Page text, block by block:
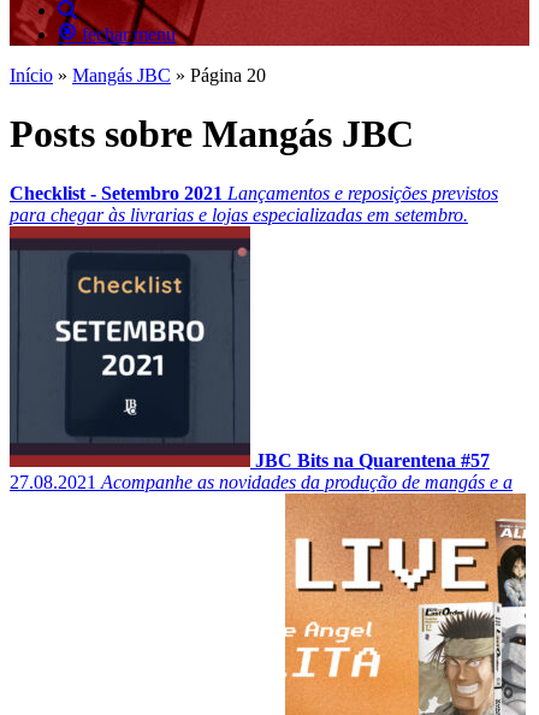
fechar menu
Início » Mangás JBC » Página 20
Posts sobre Mangás JBC
Checklist - Setembro 2021 Lançamentos e reposições previstos
para chegar às livrarias e lojas especializadas em setembro.
JBC Bits na Quarentena #57
27.08.2021 Acompanhe as novidades da produção de mangás e a